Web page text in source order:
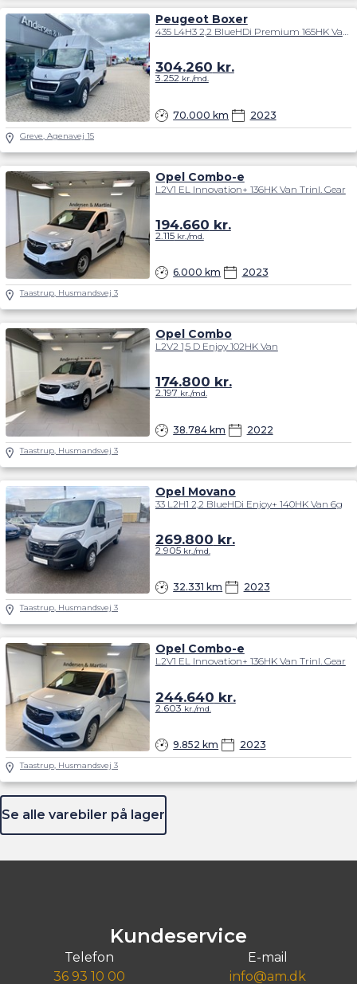
Peugeot Boxer
70.000 km 2023
304.260 kr.
3.252kr./md.
Greve, Agenavej 15
Opel Combo-e
L2V1 EL Innovation+ 136HK Van Trinl. Gear
6.000 km 2023
194.660 kr.
2.115kr./md.
Taastrup, Husmandsvej 3
Opel Combo
L2V2 1,5 D Enjoy 102HK Van
38.784 km 2022
174.800 kr.
2.197 kr./md.
Taastrup, Husmandsvej 3
Opel Movano
33 L2H1 2,2 BlueHDi Enjoy+ 140HK Van 6g
32.331 km 2023
269.800 kr.
2.905kr./md.
Taastrup, Husmandsvej 3
Opel Combo-e
L2V1 EL Innovation+ 136HK Van Trinl. Gear
9.852 km 2023
244.640 kr.
2.603 kr./md.
Taastrup, Husmandsvej 3
Se alle varebiler på lager
Kundeservice
Telefon
36 93 10 00
E-mail
info@am.dk